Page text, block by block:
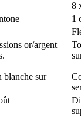
misez sur une
sur la qualité, la
Mais ne prenez pas
ce qu’un de nos
options de
ponctuelle et
!
– Emily
8
1
or/argent
blanche sur